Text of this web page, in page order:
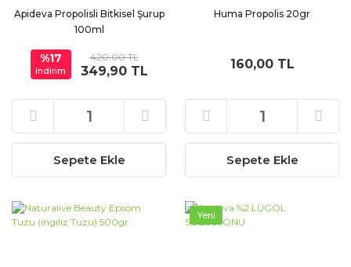
Apideva Propolisli Bitkisel Şurup
100ml
%17
indirim
420,00 TL
349,90 TL
Sepete Ekle
Huma Propolis 20gr
160,00 TL
Sepete Ekle
Yeni